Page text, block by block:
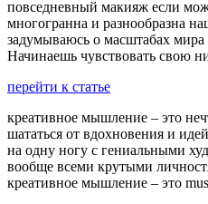
повседневный макияж если
многогранна и разнообразна
задумываюсь о масштабах
Начинаешь чувствовать свою
перейти к статье
креативное мышление – это
шататься от вдохновения и
на одну ногу с гениальными
вообще всеми крутыми
креативное мышление – это